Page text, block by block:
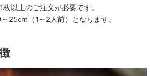
以上のご注文が必要です。
25cm（1～2人前）となります。